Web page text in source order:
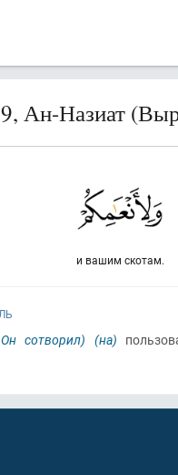
Ан-Назиат
и вашим скотам.
сотворил) (на)